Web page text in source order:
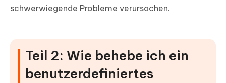
schwerwiegende Probleme verursachen.
Teil 2: Wie behebe ich ein
benutzerdefiniertes